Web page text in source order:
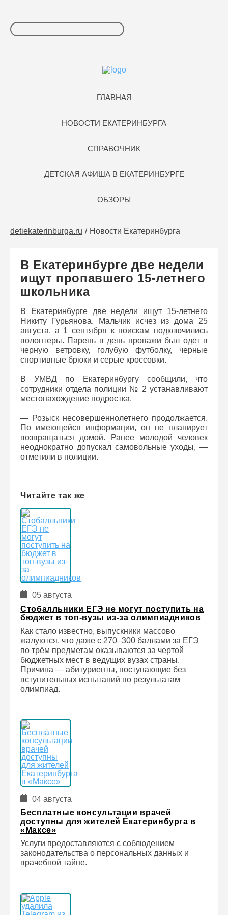
ГЛАВНАЯ
НОВОСТИ ЕКАТЕРИНБУРГА
СПРАВОЧНИК
ДЕТСКАЯ АФИША В ЕКАТЕРИНБУРГЕ
ОБЗОРЫ
detiekaterinburga.ru Новости Екатеринбурга
В Екатеринбурге две недели
ищут пропавшего 15-летнего
школьника
В Екатеринбурге две недели ищут 15-летнего
Никиту Гурьянова. Мальчик исчез из дома 25
августа, а 1 сентября к поискам подключились
волонтеры. Парень в день пропажи был одет в
черную ветровку, голубую футболку, черные
спортивные брюки и серые кроссовки.
В УМВД по Екатеринбургу сообщили, что
сотрудники отдела полиции № 2 устанавливают
местонахождение подростка.
— Розыск несовершеннолетнего продолжается.
По имеющейся информации, он не планирует
возвращаться домой. Ранее молодой человек
неоднократно допускал самовольные уходы, —
отметили в полиции.
Читайте так же
05 августа
Стобалльники ЕГЭ не могут поступить на
бюджет в топ-вузы из-за олимпиадников
Как стало известно, выпускники массово
жалуются, что даже с 270–300 баллами за ЕГЭ
по трём предметам оказываются за чертой
бюджетных мест в ведущих вузах страны.
Причина — абитуриенты, поступающие без
вступительных испытаний по результатам
олимпиад.
04 августа
Бесплатные консультации врачей
доступны для жителей Екатеринбурга в
«Максе»
Услуги предоставляются с соблюдением
законодательства о персональных данных и
врачебной тайне.